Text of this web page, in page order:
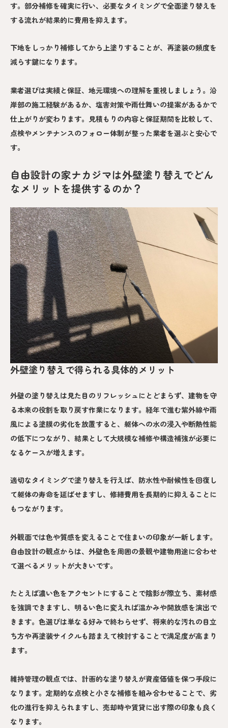
す。部分補修を確実に行い、必要なタイミングで全面塗り替えを
する流れが結果的に費用を抑えます。
下地をしっかり補修してから上塗りすることが、再塗装の頻度を
減らす鍵になります。
業者選びは実績と保証、地元環境への理解を重視しましょう。沿
岸部の施工経験があるか、塩害対策や雨仕舞いの提案があるかで
仕上がりが変わります。見積もりの内容と保証期間を比較して、
点検やメンテナンスのフォロー体制が整った業者を選ぶと安心で
す。
自由設計の家ナカジマは外壁塗り替えでどん
なメリットを提供するのか？
外壁塗り替えで得られる具体的メリット
外壁の塗り替えは見た目のリフレッシュにとどまらず、建物を守
る本来の役割を取り戻す作業になります。経年で進む紫外線や雨
風による塗膜の劣化を放置すると、躯体への水の浸入や断熱性能
の低下につながり、結果として大規模な補修や構造補強が必要に
なるケースが増えます。
適切なタイミングで塗り替えを行えば、防水性や耐候性を回復し
て躯体の寿命を延ばせますし、修繕費用を長期的に抑えることに
もつながります。
外観面では色や質感を変えることで住まいの印象が一新します。
自由設計の観点からは、外壁色を周囲の景観や建物用途に合わせ
て選べるメリットが大きいです。
たとえば濃い色をアクセントにすることで陰影が際立ち、素材感
を強調できますし、明るい色に変えれば温かみや開放感を演出で
きます。色選びは単なる好みで終わらせず、将来的な汚れの目立
ち方や再塗装サイクルも踏まえて検討することで満足度が高まり
ます。
維持管理の観点では、計画的な塗り替えが資産価値を保つ手段に
なります。定期的な点検と小さな補修を組み合わせることで、劣
化の進行を抑えられますし、売却時や賃貸に出す際の印象も良く
なります。